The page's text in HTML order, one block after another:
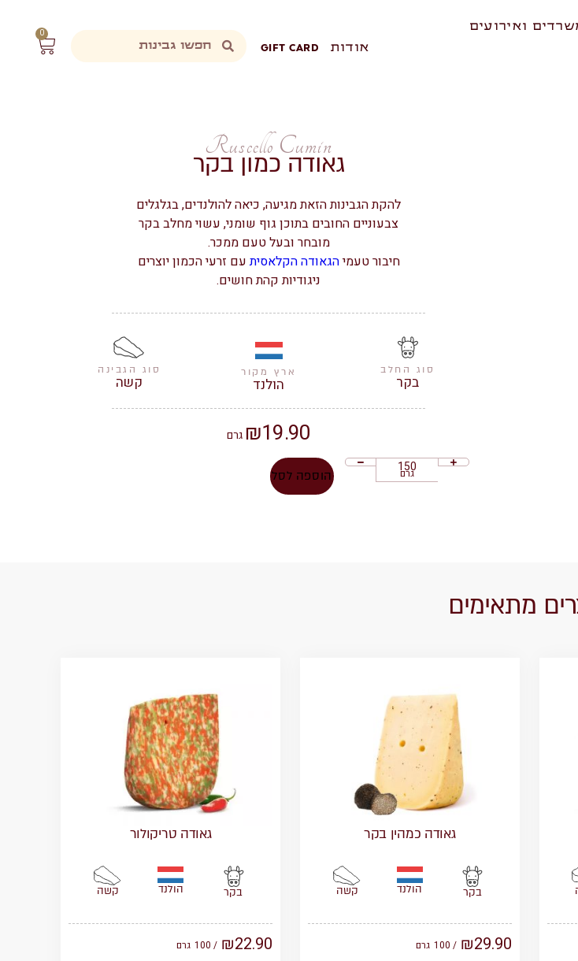
ואירועים
אודות GIFT CARD
0
Ruscello Cumin
גאודה כמון בקר
להקת הגבינות הזאת מגיעה, כיאה להולנדים, בגלגלים
צבעוניים החובים בתוכן גוף שומני, עשוי מחלב בקר
מובחר ובעל טעם ממכר.
חיבור טעמיהגאודה הקלאסיתעם זרעי הכמון יוצרים
ניגודיות קהת חושים.
סוג החלב
בקר
ארץ מקור
הולנד
סוג הגבינה
קשה
₪19.90 גרם
גרם הוספה לסל
מתאימים
גאודה כמהין בקר
בקר הולנד קשה
₪29.90
/ 100 גרם
גאודה טריקולור
בקר הולנד קשה
₪22.90
/ 100 גרם